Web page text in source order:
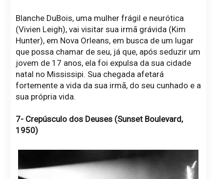
Blanche DuBois, uma mulher frágil e neurótica
(Vivien Leigh), vai visitar sua irmã grávida (Kim
Hunter), em Nova Orleans, em busca de um lugar
que possa chamar de seu, já que, após seduzir um
jovem de 17 anos, ela foi expulsa da sua cidade
natal no Mississipi. Sua chegada afetará
fortemente a vida da sua irmã, do seu cunhado e a
sua própria vida.
7- Crepúsculo dos Deuses (Sunset Boulevard,
1950)